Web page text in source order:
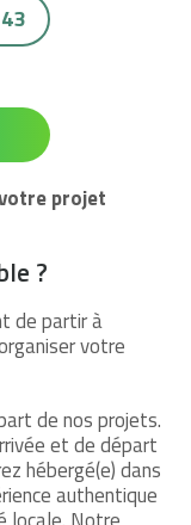
projet
?
de partir à
votre
de nos projets.
et de départ
hébergé(e) dans
authentique